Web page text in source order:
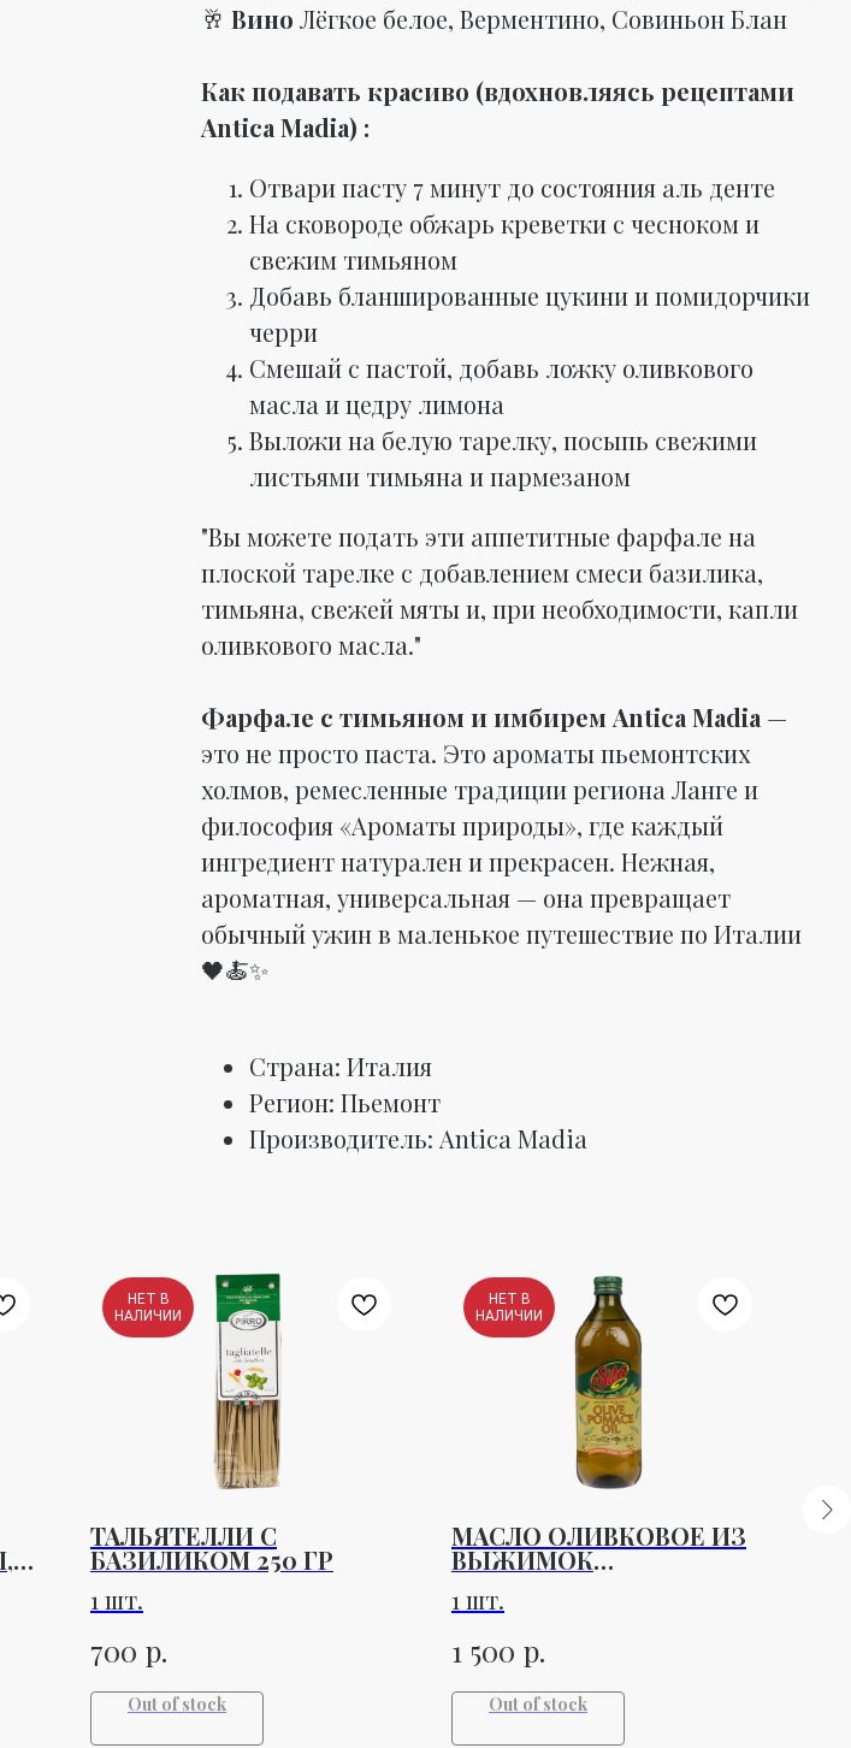
🥂 Вино Лёгкое белое, Верментино, Совиньон Блан
Как подавать красиво (вдохновляясь рецептами
Antica Madia) :
Отвари пасту 7 минут до состояния аль денте
На сковороде обжарь креветки с чесноком и
свежим тимьяном
Добавь бланшированные цукини и помидорчики
черри
Смешай с пастой, добавь ложку оливкового
масла и цедру лимона
Выложи на белую тарелку, посыпь свежими
листьями тимьяна и пармезаном
"Вы можете подать эти аппетитные фарфале на
плоской тарелке с добавлением смеси базилика,
тимьяна, свежей мяты и, при необходимости, капли
оливкового масла."
Фарфале с тимьяном и имбирем Antica Madia —
это не просто паста. Это ароматы пьемонтских
холмов, ремесленные традиции региона Ланге и
философия «Ароматы природы», где каждый
ингредиент натурален и прекрасен. Нежная,
ароматная, универсальная — она превращает
обычный ужин в маленькое путешествие по Италии
🖤🍝✨
Страна: Италия
Регион: Пьемонт
Производитель: Antica Madia
НЕТ В
НАЛИЧИИ
ТАЛЬЯТЕЛЛИ С
БАЗИЛИКОМ 250 ГР
1 шт.
700 р.
Out of stock
НЕТ В
НАЛИЧИИ
МАСЛО ОЛИВКОВОЕ ИЗ
ВЫЖИМОК
РАФИНИРОВАННОЕ
ПОМАС SITA 1Л
1 шт.
1 500 р.
Out of stock